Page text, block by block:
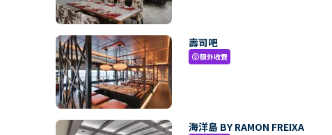
壽司吧
paid額外收費
海洋島 BY RAMON FREIXA